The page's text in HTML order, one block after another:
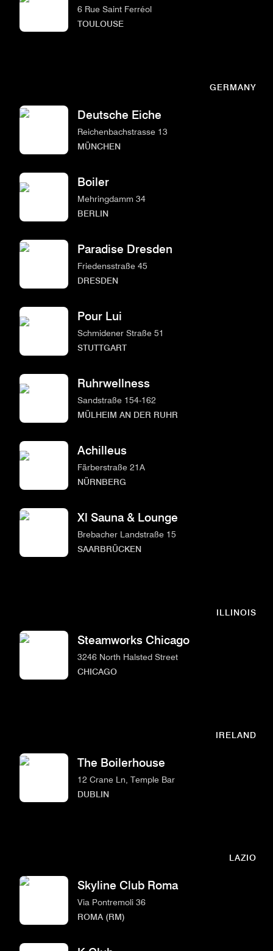
6 Rue Saint Ferréol
TOULOUSE
GERMANY
Deutsche Eiche
Reichenbachstrasse 13
MÜNCHEN
Boiler
Mehringdamm 34
BERLIN
Paradise Dresden
Friedensstraße 45
DRESDEN
Pour Lui
Schmidener Straße 51
STUTTGART
Ruhrwellness
Sandstraße 154-162
MÜLHEIM AN DER RUHR
Achilleus
Färberstraße 21A
NÜRNBERG
Xl Sauna & Lounge
Brebacher Landstraße 15
SAARBRÜCKEN
ILLINOIS
Steamworks Chicago
3246 North Halsted Street
CHICAGO
IRELAND
The Boilerhouse
12 Crane Ln, Temple Bar
DUBLIN
LAZIO
Skyline Club Roma
Via Pontremoli 36
ROMA (RM)